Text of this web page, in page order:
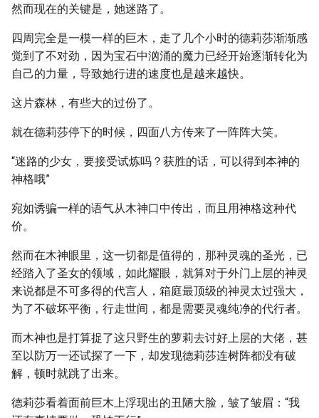
然而现在的关键是，她迷路了。
四周完全是一模一样的巨木，走了几个小时的德莉莎渐渐感
觉到了不对劲，因为宝石中汹涌的魔力已经开始逐渐转化为
自己的力量，导致她行进的速度也是越来越快。
这片森林，有些大的过份了。
就在德莉莎停下的时候，四面八方传来了一阵阵大笑。
“迷路的少女，要接受试炼吗？获胜的话，可以得到本神的
神格哦”
宛如诱骗一样的语气从木神口中传出，而且用神格这种代
价。
然而在木神眼里，这一切都是值得的，那种灵魂的圣光，已
经踏入了圣女的领域，如此耀眼，就算对于外门上层的神灵
来说都是不可多得的代言人，箱庭最顶级的神灵太过强大，
为了不破坏平衡，行走世间，都是需要灵魂纯净的代行者。
而木神也是打算捉了这只野生的萝莉去讨好上层的大佬，甚
至以防万一还试探了一下，却发现德莉莎连树阵都没有破
解，顿时就跳了出来。
德莉莎看着面前巨木上浮现出的丑陋大脸，皱了皱眉：“我